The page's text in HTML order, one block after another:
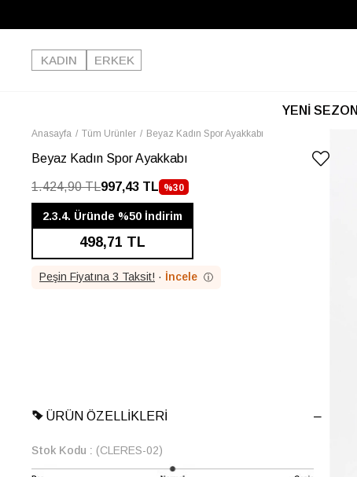
KADIN
ERKEK
YENİ SEZON
Anasayfa Tüm Ürünler Beyaz Kadın Spor Ayakkabı
Beyaz Kadın Spor Ayakkabı
1.424,90 TL997,43 TL %30
İNDIRIM
2.3.4. Üründe %50 İndirim
498,71 TL
Peşin Fiyatına 3 Taksit! · İncele ⓘ
ÜRÜN ÖZELLIKLERI
Stok Kodu (CLERES-02)